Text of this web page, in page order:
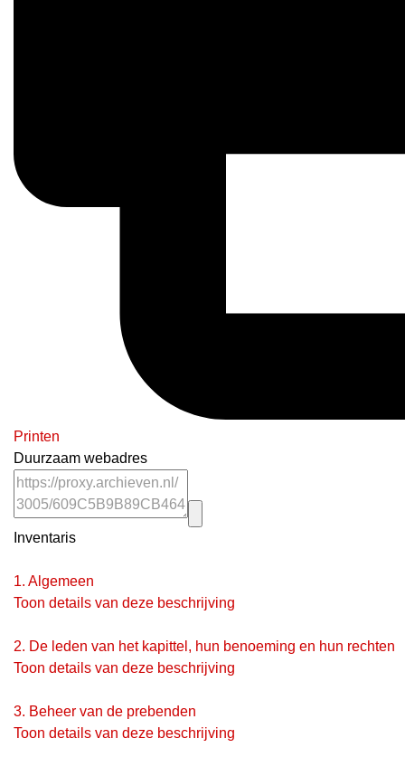
Printen
Duurzaam webadres
Inventaris
1. Algemeen
Toon details van deze beschrijving
2. De leden van het kapittel, hun benoeming en hun rechten
Toon details van deze beschrijving
3. Beheer van de prebenden
Toon details van deze beschrijving